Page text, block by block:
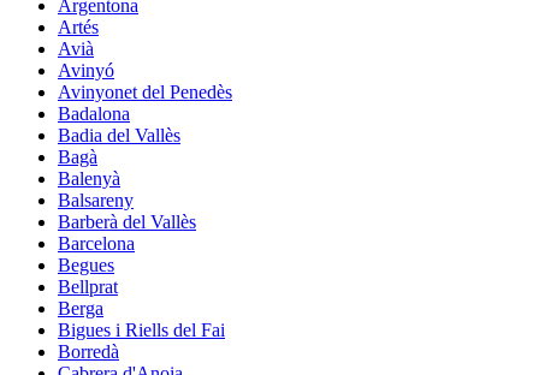
Argentona
Artés
Avià
Avinyó
Avinyonet del Penedès
Badalona
Badia del Vallès
Bagà
Balenyà
Balsareny
Barberà del Vallès
Barcelona
Begues
Bellprat
Berga
Bigues i Riells del Fai
Borredà